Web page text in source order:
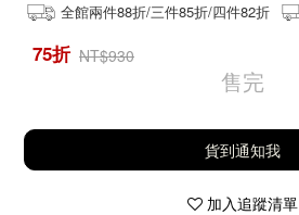
全館兩件88折/三件85折/四件82折
75折 NT$930
售完
貨到通知我
加入追蹤清單